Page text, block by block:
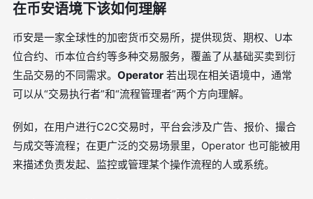
在币安语境下该如何理解
币安是一家全球性的加密货币交易所，提供现货、期权、U本
位合约、币本位合约等多种交易服务，覆盖了从基础买卖到衍
生品交易的不同需求。 Operator 若出现在相关语境中，通常
可以从“交易执行者”和“流程管理者”两个方向理解。
例如，在用户进行C2C交易时，平台会涉及广告、报价、撮合
与成交等流程；在更广泛的交易场景里，Operator 也可能被用
来描述负责发起、监控或管理某个操作流程的人或系统。